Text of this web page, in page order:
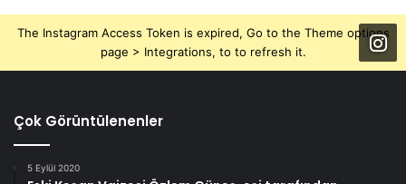
The Instagram Access Token is expired, Go to the Theme options
page > Integrations, to to refresh it.
Çok Görüntülenenler
5 Eylül 2020